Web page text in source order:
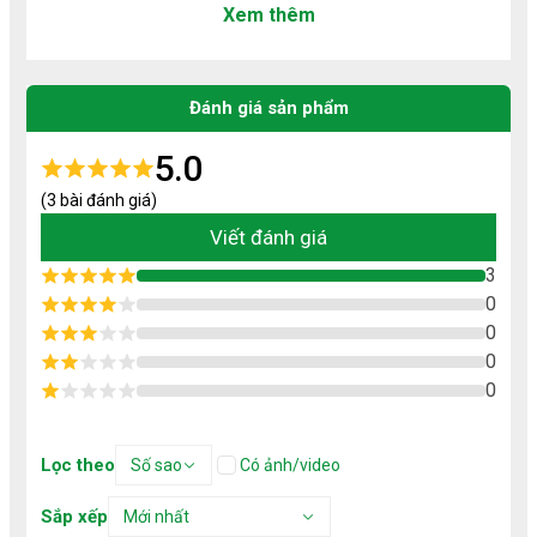
Rượu vang centara
Nên biếu quà tết cho những ai?
thể hiện sự quan tâm, lòng yêu thương, tình cảm chân
Xem thêm
Đánh giá sản phẩm
5.0
(3 bài đánh giá)
Viết đánh giá
3
0
0
0
0
Lọc theo Số sao Có ảnh/video
Sắp xếp Mới nhất